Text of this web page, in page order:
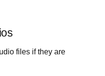
files if they are